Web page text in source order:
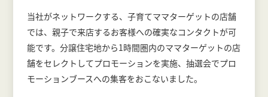
当社がネットワークする、子育てママターゲットの店舗
では、親子で来店するお客様への確実なコンタクトが可
能です。分譲住宅地から1時間圏内のママターゲットの店
舗をセレクトしてプロモーションを実施、抽選会でプロ
モーションブースへの集客をおこないました。